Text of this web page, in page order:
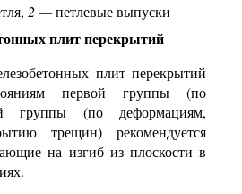
2 —петлевые выпуски
плит перекрытий
плит перекрытий
первой группы (по
группы (по деформациям,
трещин) рекомендуется
на изгиб из плоскости в